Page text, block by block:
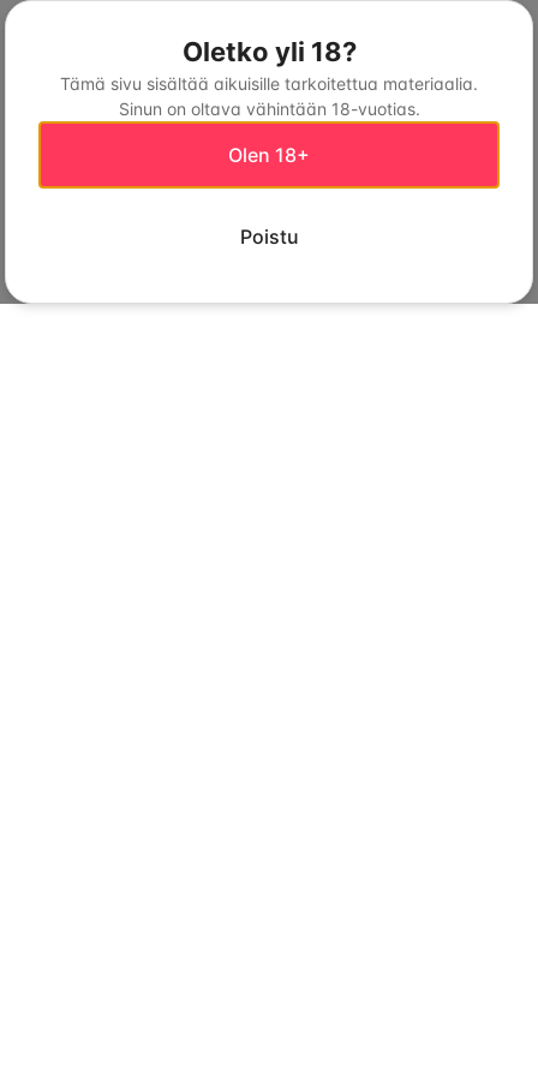
Oletko yli 18?
Tämä sivu sisältää aikuisille tarkoitettua materiaalia.
Sinun on oltava vähintään 18-vuotias.
Olen 18+
Poistu